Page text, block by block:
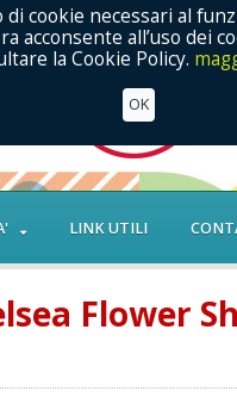
LINK UTILI
Flower
cookie necessari al
all’uso dei
la Cookie Policy.
OK